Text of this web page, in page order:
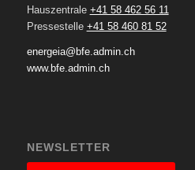
Hauszentrale +41 58 462 56 11
Pressestelle +41 58 460 81 52
energeia@bfe.admin.ch
www.bfe.admin.ch
NEWSLETTER